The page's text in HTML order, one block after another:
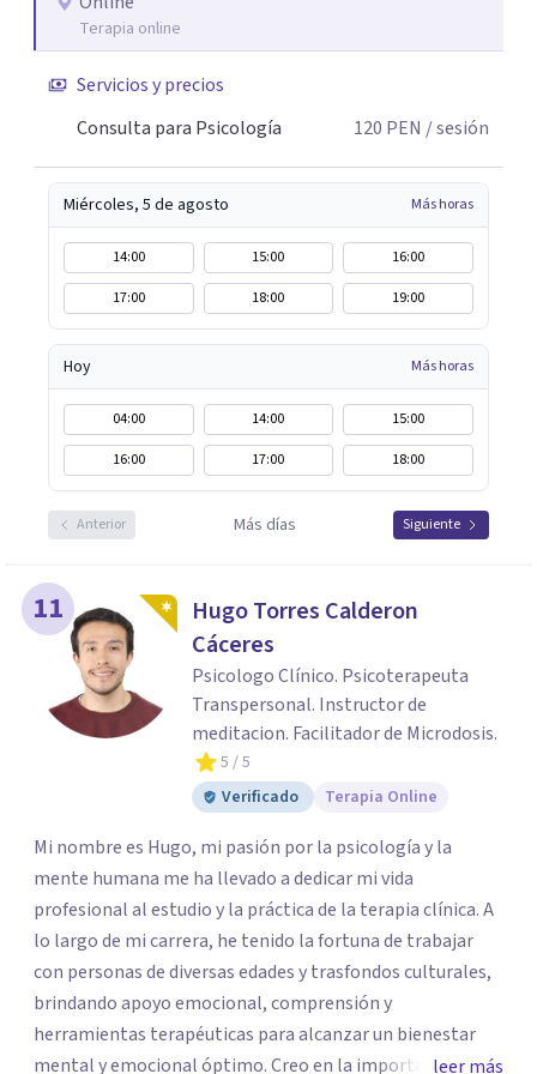
Terapia online
Servicios y precios
Consulta para Psicología
120 PEN / sesión
Miércoles, 5 de agosto Más horas
14:00 15:00
16:00
17:00
18:00 19:00
Hoy Más horas
04:00 14:00
15:00
16:00
17:00 18:00
Anterior Más días Siguiente
11
Hugo Torres Calderon
Cáceres
Psicologo Clínico. Psicoterapeuta
Transpersonal. Instructor de
meditacion. Facilitador de Microdosis.
5 / 5
Verificado
Terapia Online
Mi nombre es Hugo, mi pasión por la psicología y la
mente humana me ha llevado a dedicar mi vida
profesional al estudio y la práctica de la terapia clínica. A
lo largo de mi carrera, he tenido la fortuna de trabajar
con personas de diversas edades y trasfondos culturales,
brindando apoyo emocional, comprensión y
herramientas terapéuticas para alcanzar un bienestar
mental y emocional óptimo. Creo en la importancia de
leer más